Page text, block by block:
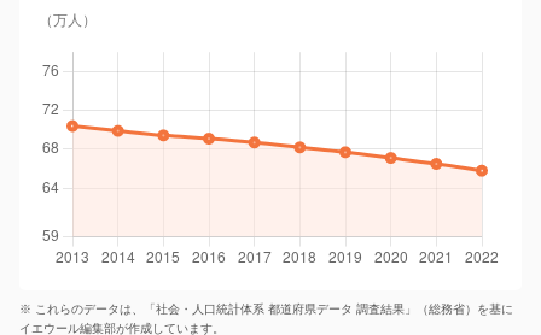
（万人）
※ これらのデータは、「社会・人口統計体系 都道府県データ 調査結果」（総務省）を基に
イエウール編集部が作成しています。